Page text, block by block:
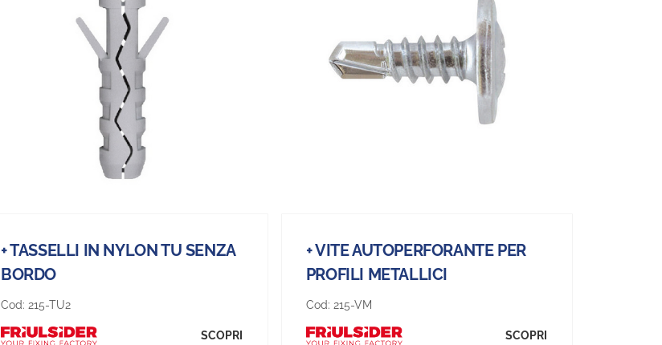
+ TASSELLI IN NYLON TU SENZA
BORDO
Cod: 215-TU2
SCOPRI
+ VITE AUTOPERFORANTE PER
PROFILI METALLICI
Cod: 215-VM
SCOPRI